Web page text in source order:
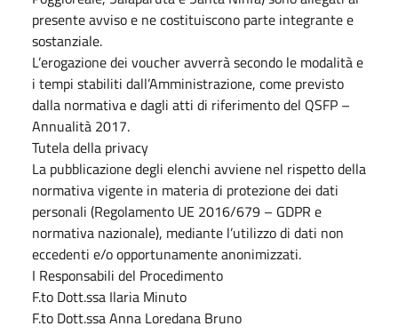
presente avviso e ne costituiscono parte integrante e
sostanziale.
L’erogazione dei voucher avverrà secondo le modalità e
i tempi stabiliti dall’Amministrazione, come previsto
dalla normativa e dagli atti di riferimento del QSFP –
Annualità 2017.
Tutela della privacy
La pubblicazione degli elenchi avviene nel rispetto della
normativa vigente in materia di protezione dei dati
personali (Regolamento UE 2016/679 – GDPR e
normativa nazionale), mediante l’utilizzo di dati non
eccedenti e/o opportunamente anonimizzati.
I Responsabili del Procedimento
F.to Dott.ssa Ilaria Minuto
F.to Dott.ssa Anna Loredana Bruno